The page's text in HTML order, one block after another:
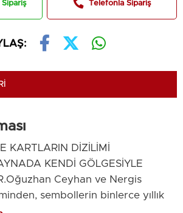
Telefonla Sipariş
KARTLARIN DİZİLİMİ
KENDİ GÖLGESİYLE
Ceyhan ve Nergis
sembollerin binlerce yıllık
bir davet: Tarot ile Kehanet